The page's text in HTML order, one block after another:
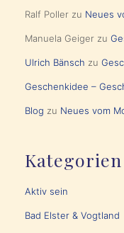
Ralf Poller zu Neues
Manuela Geiger zu
Ulrich Bänsch zu
Geschenkidee –
Blog zu Neues vom
Kategorien
Aktiv sein
Bad Elster & Vogtland